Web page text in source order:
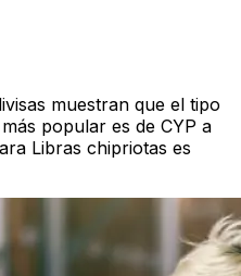
muestran que el tipo
popular es de CYP a
Libras chipriotas es